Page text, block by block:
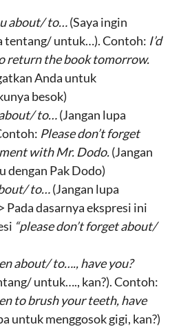
about/ to…(Saya ingin
tentang/ untuk…). Contoh: I’d
return the book tomorrow.
Anda untuk
besok)
about/ to…(Jangan lupa
Please don’t forget
with Mr. Dodo.(Jangan
dengan Pak Dodo)
to…(Jangan lupa
dasarnya ekspresi ini
“please don’t forget about/
about/ to…., have you?
untuk…., kan?). Contoh:
to brush your teeth, have
untuk menggosok gigi, kan?)